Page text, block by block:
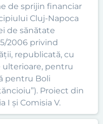
de sprijin financiar
Cluj-Napoca
de sănătate
2006 privind
republicată, cu
pentru
pentru Boli
Proiect din
I și Comisia V.